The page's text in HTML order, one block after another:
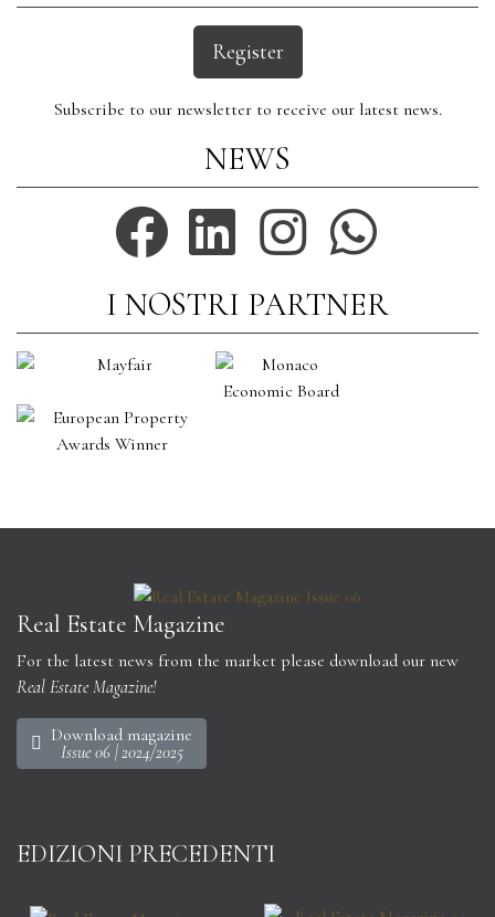
Register
Subscribe to our newsletter to receive our latest news.
NEWS
I NOSTRI PARTNER
Real Estate Magazine
For the latest news from the market please download our new
Real Estate Magazine!
Download magazine
Issue 06 | 2024/2025
EDIZIONI PRECEDENTI